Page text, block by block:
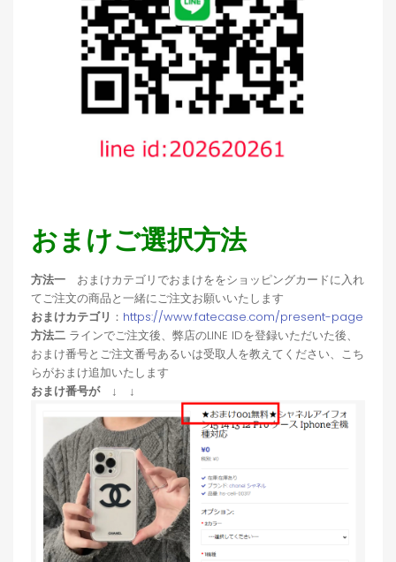
おまけご選択方法
方法一 おまけカテゴリでおまけををショッピングカードに入れ
てご注文の商品と一緒にご注文お願いいたします
おまけカテゴリ ： https://www.fatecase.com/present-page
方法二 ラインでご注文後、弊店のLINE IDを登録いただいた後、
おまけ番号とご注文番号あるいは受取人を教えてください、こち
らがおまけ追加いたします
おまけ番号が ↓ ↓